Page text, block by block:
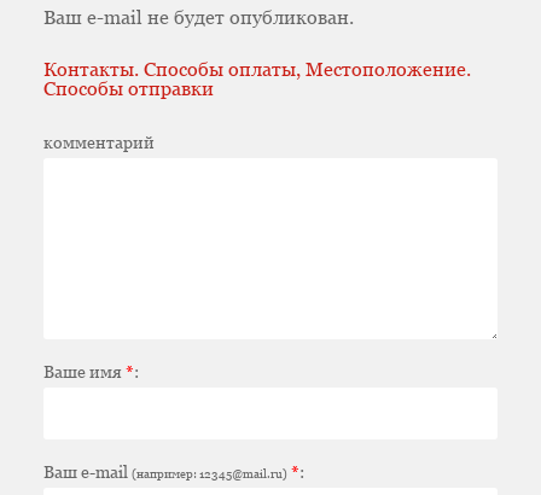
Ваш e-mail не будет опубликован.
Контакты. Способы оплаты, Местоположение.
Способы отправки
комментарий
Ваше имя*:
Ваш e-mail (например: 12345@mail.ru) *: